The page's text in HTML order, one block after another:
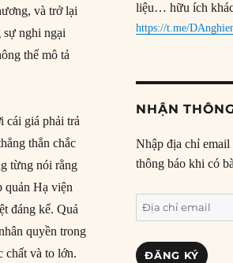
và trở lại
sự nghi ngại
thể mô tả
cái giá phải trả
thắn chắc
từng nói rằng
quản Hạ viện
đáng kể. Quả
quyền trong
chất và to lớn.
liệu… hữu ích
https://t.me/
NHẬN
Nhập địa chỉ
thông báo khi có
Địa
chỉ
email
ĐĂNG KÝ